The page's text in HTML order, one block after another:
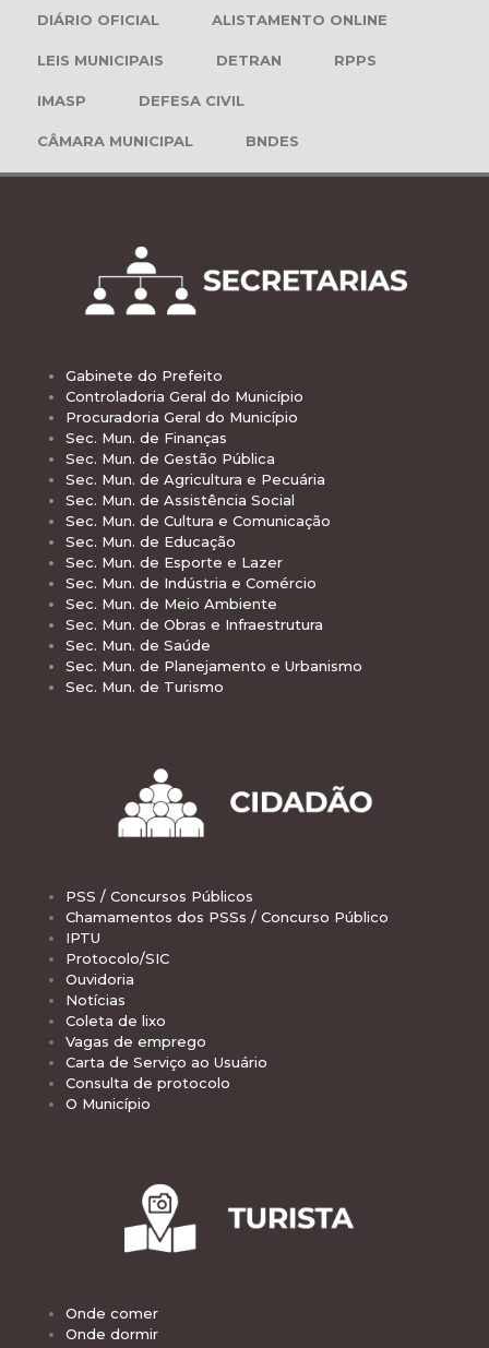
DIÁRIO OFICIAL ALISTAMENTO ONLINE
LEIS MUNICIPAIS DETRAN RPPS
IMASP DEFESA CIVIL
CÂMARA MUNICIPAL BNDES
Gabinete do Prefeito
Controladoria Geral do Município
Procuradoria Geral do Município
Sec. Mun. de Finanças
Sec. Mun. de Gestão Pública
Sec. Mun. de Agricultura e Pecuária
Sec. Mun. de Assistência Social
Sec. Mun. de Cultura e Comunicação
Sec. Mun. de Educação
Sec. Mun. de Esporte e Lazer
Sec. Mun. de Indústria e Comércio
Sec. Mun. de Meio Ambiente
Sec. Mun. de Obras e Infraestrutura
Sec. Mun. de Saúde
Sec. Mun. de Planejamento e Urbanismo
Sec. Mun. de Turismo
PSS / Concursos Públicos
Chamamentos dos PSSs / Concurso Público
IPTU
Protocolo/SIC
Ouvidoria
Notícias
Coleta de lixo
Vagas de emprego
Carta de Serviço ao Usuário
Consulta de protocolo
O Município
Onde comer
Onde dormir